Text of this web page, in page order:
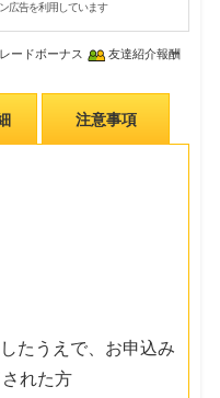
広告を利用しています
ードボーナス 友達紹介報酬
注意事項
たうえで、お申込み
れた方